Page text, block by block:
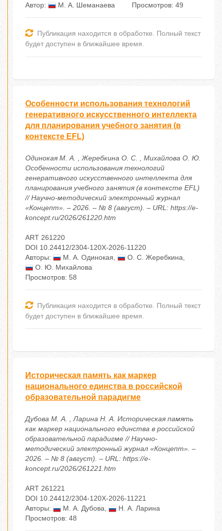
Автор:
М. А. Шеманаева Просмотров: 49
Публикация находится в обработке. Полный текст
будет доступен в ближайшее время.
Особенности использования технологий
генеративного искусственного интеллекта
для планирования учебного занятия (в
контексте EFL)
Одинокая М. А. , Жеребкина О. С. , Михайлова О. Ю.
Особенности использования технологий
генеративного искусственного интеллекта для
планирования учебного занятия (в контексте EFL)
// Научно-методический электронный журнал
«Концепт». – 2026. – № 8 (август). – URL: https://e-
koncept.ru/2026/261220.htm
ART 261220
DOI 10.24412/2304-120X-2026-11220
Авторы:
М. А. Одинокая О. С. Жеребкина
О. Ю. Михайлова
Просмотров: 58
Публикация находится в обработке. Полный текст
будет доступен в ближайшее время.
Историческая память как маркер
национального единства в российской
образовательной парадигме
Дубова М. А. , Ларина Н. А. Историческая память
как маркер национального единства в российской
образовательной парадигме // Научно-
методический электронный журнал «Концепт». –
2026. – № 8 (август). – URL: https://e-
koncept.ru/2026/261221.htm
ART 261221
DOI 10.24412/2304-120X-2026-11221
Авторы:
М. А. Дубова,
Н. А. Ларина
Просмотров: 48